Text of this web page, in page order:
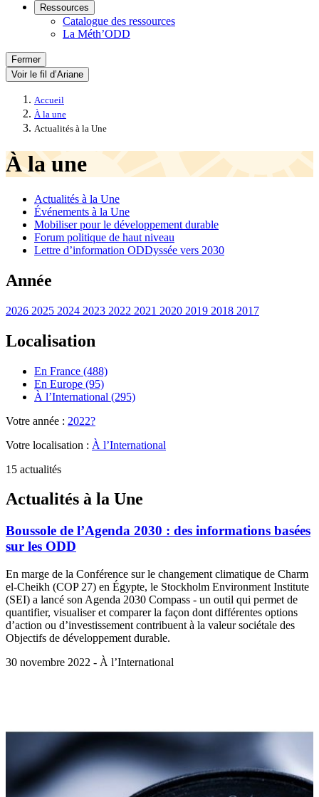
Ressources
Catalogue des ressources
La Méth’ODD
Fermer
Voir le fil d’Ariane
Accueil
À la une
Actualités à la Une
À la une
Actualités à la Une
Événements à la Une
Mobiliser pour le développement durable
Forum politique de haut niveau
Lettre d’information ODDyssée vers 2030
Année
2026 2025 2024 2023 2022 2021 2020 2019 2018 2017
Localisation
En France (488)
En Europe (95)
À l’International (295)
Votre année : 2022?
Votre localisation : À l’International
15 actualités
Actualités à la Une
Boussole de l’Agenda 2030 : des informations basées
sur les ODD
En marge de la Conférence sur le changement climatique de Charm
el-Cheikh (COP 27) en Égypte, le Stockholm Environment Institute
(SEI) a lancé son Agenda 2030 Compass - un outil qui permet de
quantifier, visualiser et comparer la façon dont différentes options
d’action ou d’investissement contribuent à la valeur sociétale des
Objectifs de développement durable.
30 novembre 2022 - À l’International